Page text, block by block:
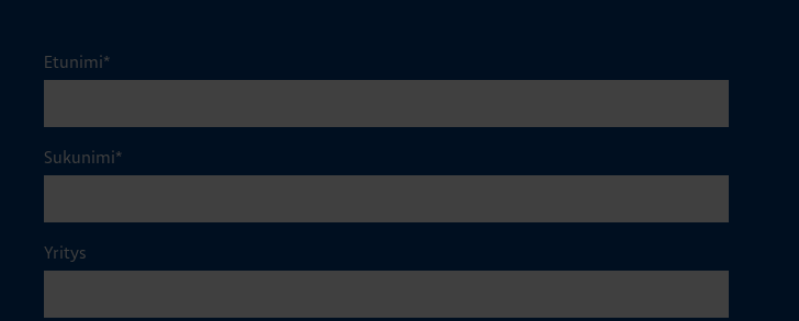
Etunimi*
Sukunimi*
Yritys